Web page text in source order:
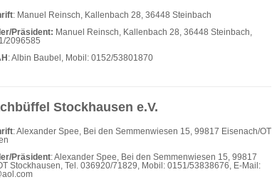
: Manuel Reinsch, Kallenbach 28, 36448 Steinbach
Präsident: Manuel Reinsch, Kallenbach 28, 36448 Steinbach,
2096585
: Albin Baubel, Mobil: 0152/53801870
Stockhausen e.V.
: Alexander Spee, Bei den Semmenwiesen 15, 99817 Eisenach/OT
Präsident: Alexander Spee, Bei den Semmenwiesen 15, 99817
Stockhausen, Tel. 036920/71829, Mobil: 0151/53838676, E-Mail: